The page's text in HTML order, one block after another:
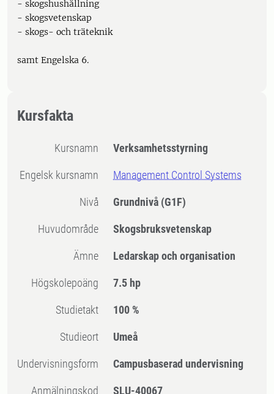
- skogshushållning
- skogsvetenskap
- skogs- och träteknik
samt Engelska 6.
Kursfakta
Kursnamn Verksamhetsstyrning
Engelsk kursnamn Management Control Systems
Nivå Grundnivå (G1F)
Huvudområde Skogsbruksvetenskap
Ämne Ledarskap och organisation
högskolepoäng 7.5 hp
Studietakt 100 %
Studieort Umeå
Undervisningsform Campusbaserad undervisning
Anmälningskod SLU-40067